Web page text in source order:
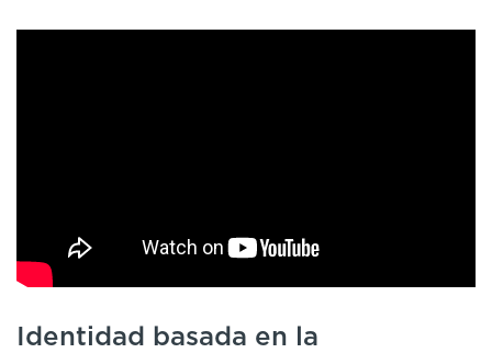
Identidad basada en la